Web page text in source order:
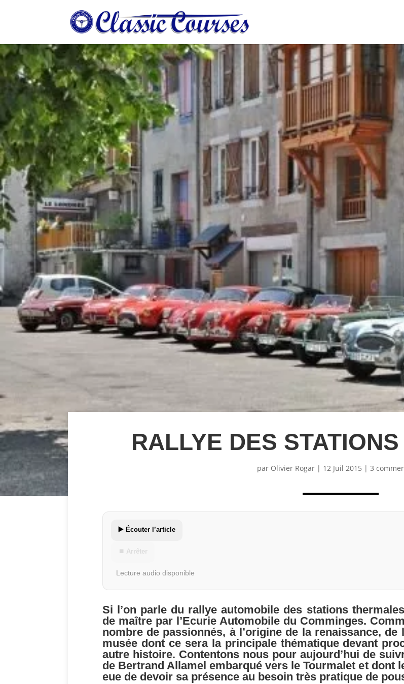
RALLYE DES
par Olivier Rogar| 12 Juil 2015 | 3
▶️ Écouter l’article
⏹ Arrêter
Lecture audio disponible
Si l’on parle du rallye automobile des stations
de maître par l’Ecurie Automobile du Comminges.
nombre de passionnés, à l’origine de la renaissance,
musée dont ce sera la principale thématique devant
autre histoire. Contentons nous pour aujourd’hui de
de Bertrand Allamel embarqué vers le Tourmalet et dont
eue de devoir sa présence au besoin très pratique de